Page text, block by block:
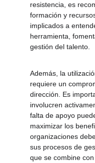
resistencia, es
formación y
implicados a
herramienta,
gestión del talento.
Además, la
requiere un
dirección. Es
involucren
falta de apoyo
maximizar los
organizaciones
sus procesos de
que se combine